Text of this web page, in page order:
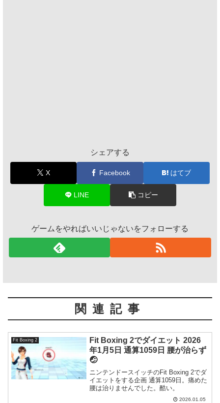
シェアする
X Facebook はてブ
LINE コピー
ゲームをやればいいじゃないをフォローする
関連記事
Fit Boxing 2
Fit Boxing 2でダイエット 2026
年1月5日 通算1059日 腰が治らず
🤕
ニンテンドースイッチのFit Boxing 2でダ
イエットをする企画 通算1059日。痛めた
腰は治りませんでした。酷い。
2026.01.05